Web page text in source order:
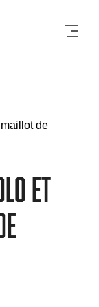
de
et